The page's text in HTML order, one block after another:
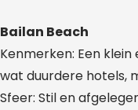
Bailan Beach
Kenmerken: Een
wat duurdere hotels,
Sfeer: Stil en